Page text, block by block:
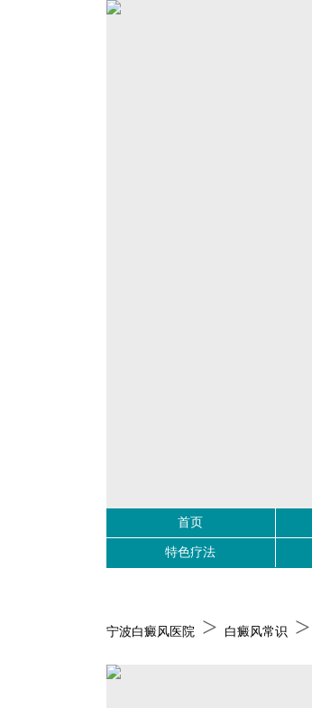
首页
特色疗法
宁波白癜风医院 > 白癜风常识 >